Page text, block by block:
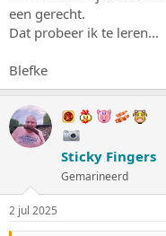
een gerecht.
Dat probeer ik te leren...
Blefke
Sticky Fingers
Gemarineerd
2 jul 2025